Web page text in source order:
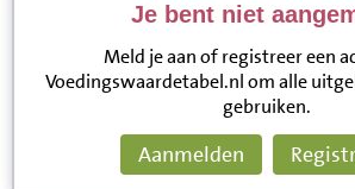
Je bent niet
Meld je aan of registreer een
Voedingswaardetabel.nl om alle
gebruiken.
Aanmelden